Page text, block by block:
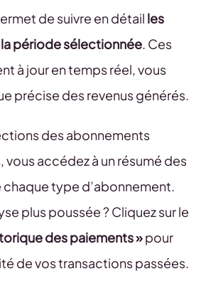
de suivre en détail les
période sélectionnée. Ces
à jour en temps réel, vous
précise des revenus générés.
des abonnements
accédez à un résumé des
chaque type d’abonnement.
plus poussée ? Cliquez sur le
des paiements »pour
de vos transactions passées.